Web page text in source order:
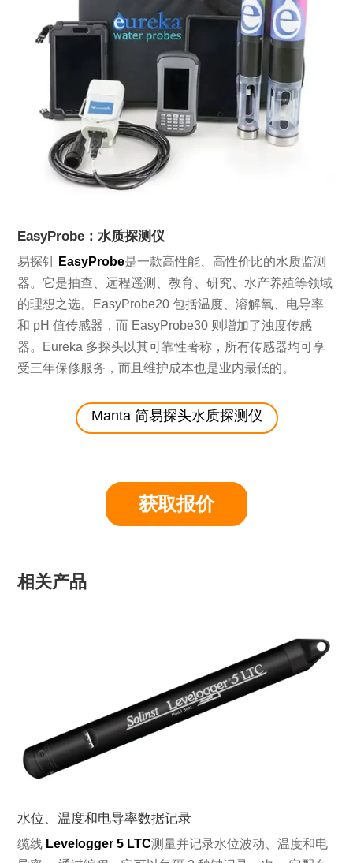
EasyProbe：水质探测仪
易探针 EasyProbe是一款高性能、高性价比的水质监测
器。它是抽查、远程遥测、教育、研究、水产养殖等领域
的理想之选。EasyProbe20 包括温度、溶解氧、电导率
和 pH 值传感器，而 EasyProbe30 则增加了浊度传感
器。Eureka 多探头以其可靠性著称，所有传感器均可享
受三年保修服务，而且维护成本也是业内最低的。
Manta 简易探头水质探测仪
获取报价
相关产品
水位、温度和电导率数据记录
缆线 Levelogger 5 LTC测量并记录水位波动、温度和电